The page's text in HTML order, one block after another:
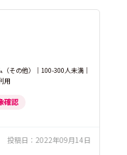
その他）｜100-300人未満｜
用
確認
投稿日： 2022年09月14日